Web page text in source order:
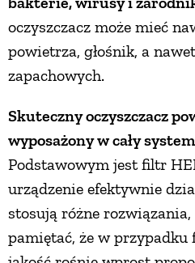
oczyszczacz może mieć
powietrza, głośnik, a
zapachowych.
Skuteczny oczyszczacz
wyposażony w cały
Podstawowym jest filtr
urządzenie efektywnie
stosują różne
pamiętać, że w
ZUPY
CIASTA I